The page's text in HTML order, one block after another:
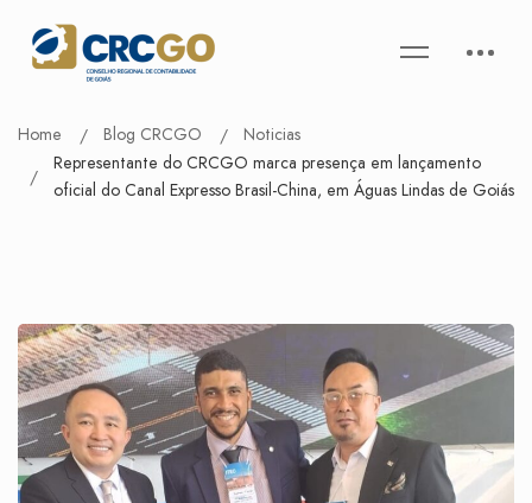
Home Blog CRCGO
Noticias
Representante do CRCGO marca presença em lançamento
oficial do Canal Expresso Brasil-China, em Águas Lindas de Goiás